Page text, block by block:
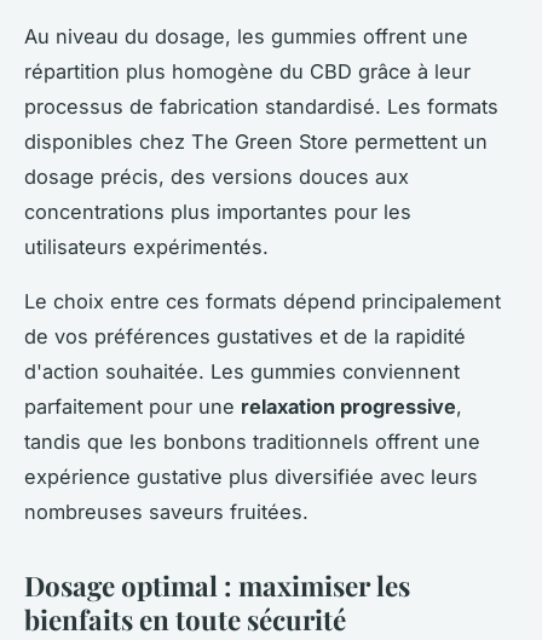
Au niveau du dosage, les gummies offrent une
répartition plus homogène du CBD grâce à leur
processus de fabrication standardisé. Les formats
disponibles chez The Green Store permettent un
dosage précis, des versions douces aux
concentrations plus importantes pour les
utilisateurs expérimentés.
Le choix entre ces formats dépend principalement
de vos préférences gustatives et de la rapidité
d'action souhaitée. Les gummies conviennent
parfaitement pour une relaxation progressive,
tandis que les bonbons traditionnels offrent une
expérience gustative plus diversifiée avec leurs
nombreuses saveurs fruitées.
Dosage optimal : maximiser les
bienfaits en toute sécurité